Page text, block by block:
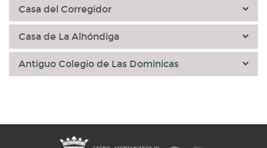
Casa del Corregidor
Casa de La Alhóndiga
Antiguo Colegio de Las Dominicas